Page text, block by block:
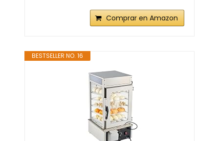
Comprar en Amazon
BESTSELLER NO. 16